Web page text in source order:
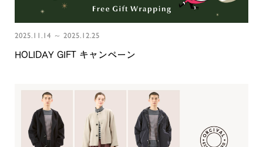
2025.11.14 ～ 2025.12.25
HOLIDAY GIFT キャンペーン